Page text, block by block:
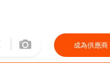
成為供應商